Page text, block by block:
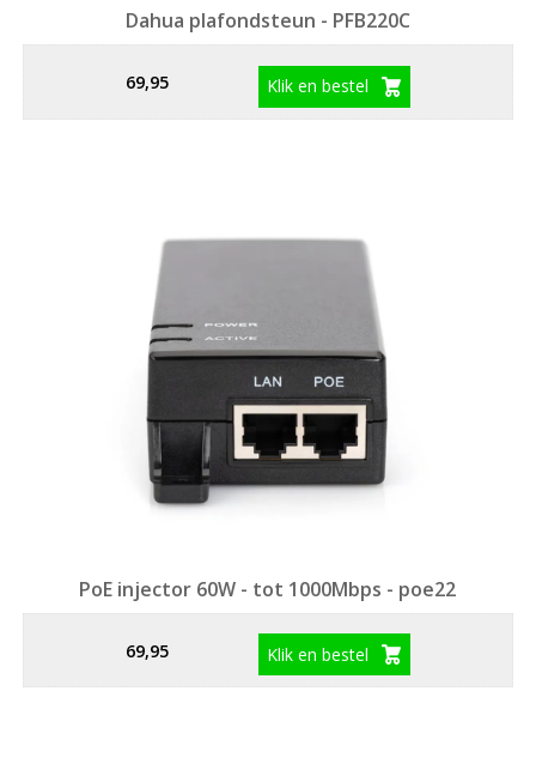
Dahua plafondsteun - PFB220C
69,95 Klik en bestel
PoE injector 60W - tot 1000Mbps - poe22
69,95 Klik en bestel